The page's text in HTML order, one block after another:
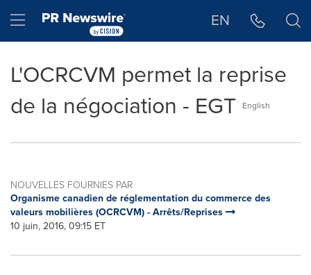
Hamburger menu EN
L'OCRCVM permet la reprise
de la négociation - EGT English
NOUVELLES FOURNIES PAR
Organisme canadien de réglementation du commerce des
valeurs mobilières (OCRCVM) - Arrêts/Reprises
10 juin, 2016, 09:15 ET